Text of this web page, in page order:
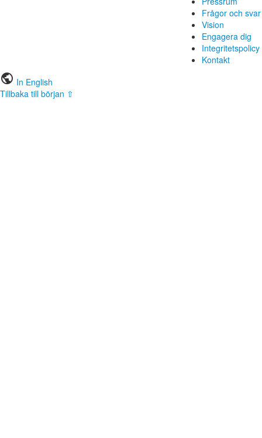
Frågor och svar
Vision
Engagera dig
Integritetspolicy
Kontakt
public In English
Tillbaka till början ⇧